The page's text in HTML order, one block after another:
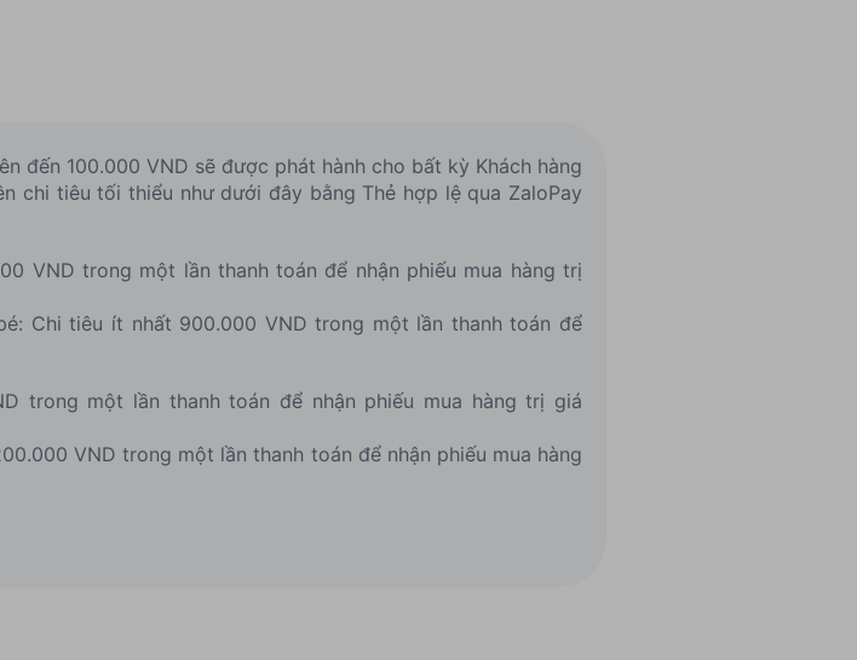
đến 100.000 VND sẽ được phát hành cho bất kỳ Khách hàng
chi tiêu tối thiểu như dưới đây bằng Thẻ hợp lệ qua ZaloPay
VND trong một lần thanh toán để nhận phiếu mua hàng trị
Chi tiêu ít nhất 900.000 VND trong một lần thanh toán để
trong một lần thanh toán để nhận phiếu mua hàng trị giá
VND trong một lần thanh toán để nhận phiếu mua hàng